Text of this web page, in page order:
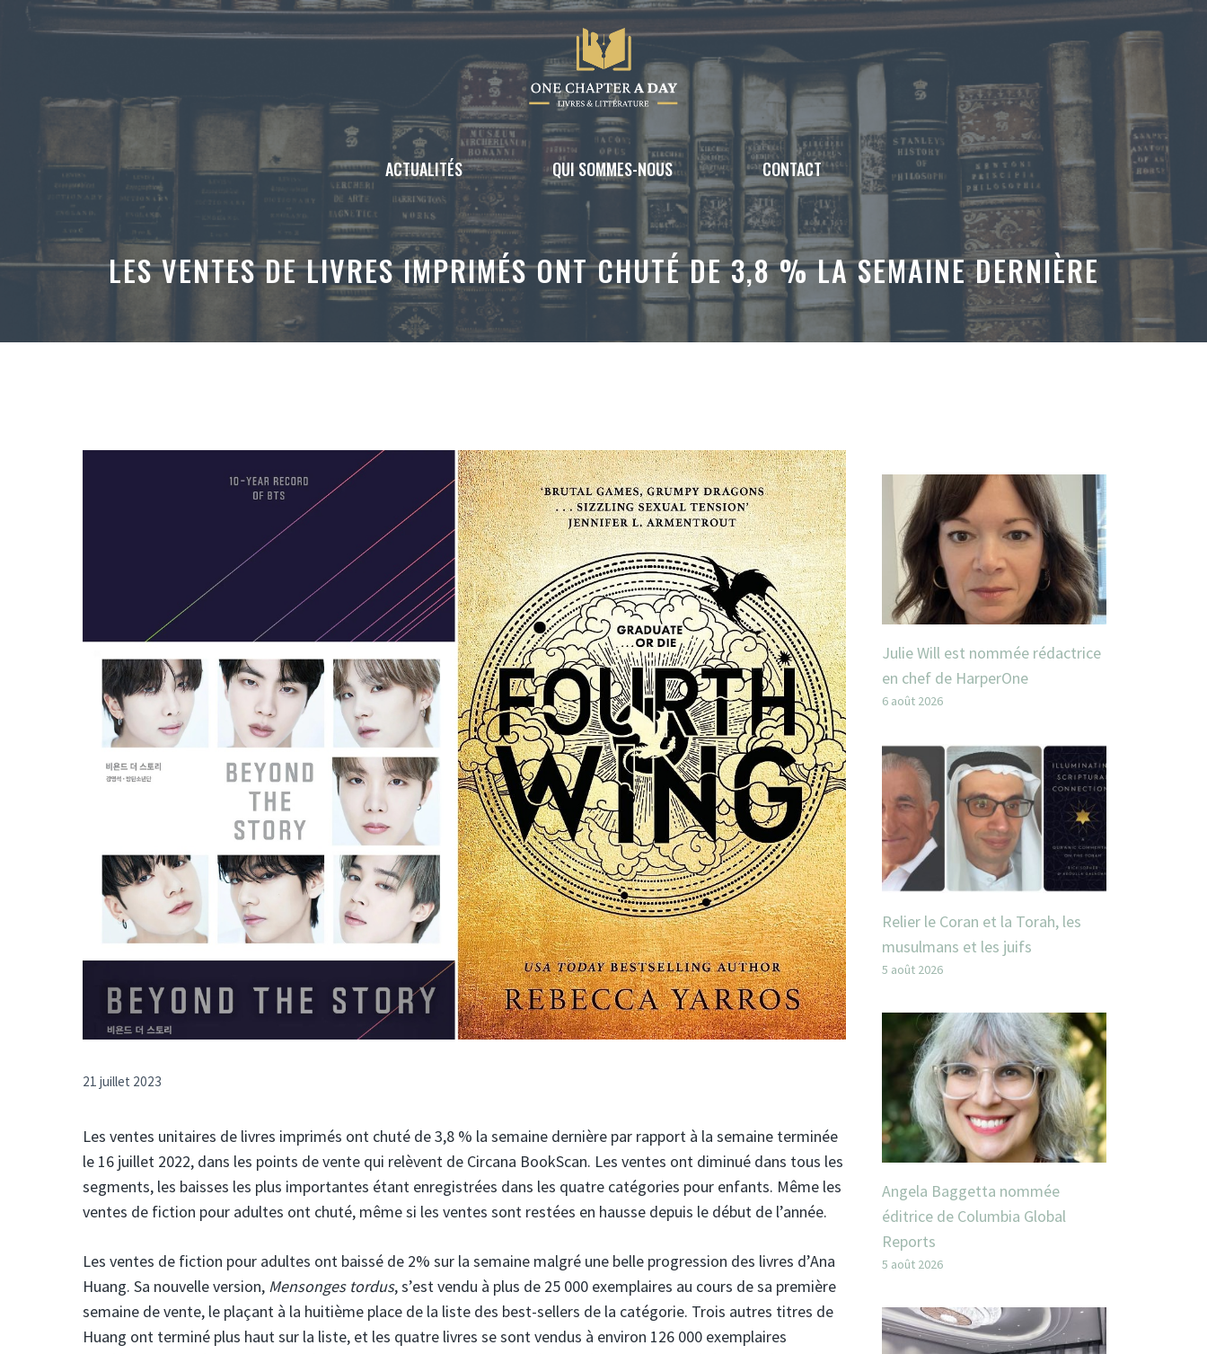
Aller
ACTUALITÉS QUI SOMMES-NOUS CONTACT
LES VENTES DE LIVRES IMPRIMÉS ONT CHUTÉ DE 3,8 % LA SEMAINE DERNIÈRE
21 juillet 2023
Les ventes unitaires de livres imprimés ont chuté de 3,8 % la semaine dernière par rapport à la semaine terminée
le 16 juillet 2022, dans les points de vente qui relèvent de Circana BookScan. Les ventes ont diminué dans tous les
segments, les baisses les plus importantes étant enregistrées dans les quatre catégories pour enfants. Même les
ventes de fiction pour adultes ont chuté, même si les ventes sont restées en hausse depuis le début de l’année.
Les ventes de fiction pour adultes ont baissé de 2% sur la semaine malgré une belle progression des livres d’Ana
Huang. Sa nouvelle version, Mensonges tordus, s’est vendu à plus de 25 000 exemplaires au cours de sa première
semaine de vente, le plaçant à la huitième place de la liste des best-sellers de la catégorie. Trois autres titres de
Huang ont terminé plus haut sur la liste, et les quatre livres se sont vendus à environ 126 000 exemplaires
Julie Will est nommée rédactrice
en chef de HarperOne
6 août 2026
Relier le Coran et la Torah, les
musulmans et les juifs
5 août 2026
Angela Baggetta nommée
éditrice de Columbia Global
Reports
5 août 2026